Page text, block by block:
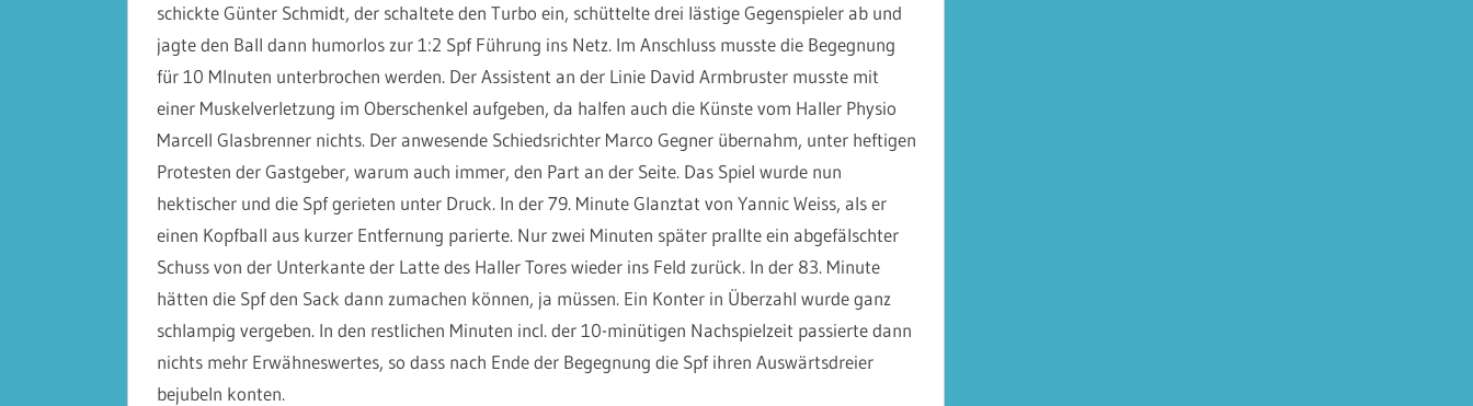
schickte Günter Schmidt, der schaltete den Turbo ein, schüttelte drei lästige Gegenspieler ab und
jagte den Ball dann humorlos zur 1:2 Spf Führung ins Netz. Im Anschluss musste die Begegnung
für 10 MInuten unterbrochen werden. Der Assistent an der Linie David Armbruster musste mit
einer Muskelverletzung im Oberschenkel aufgeben, da halfen auch die Künste vom Haller Physio
Marcell Glasbrenner nichts. Der anwesende Schiedsrichter Marco Gegner übernahm, unter heftigen
Protesten der Gastgeber, warum auch immer, den Part an der Seite. Das Spiel wurde nun
hektischer und die Spf gerieten unter Druck. In der 79. Minute Glanztat von Yannic Weiss, als er
einen Kopfball aus kurzer Entfernung parierte. Nur zwei Minuten später prallte ein abgefälschter
Schuss von der Unterkante der Latte des Haller Tores wieder ins Feld zurück. In der 83. Minute
hätten die Spf den Sack dann zumachen können, ja müssen. Ein Konter in Überzahl wurde ganz
schlampig vergeben. In den restlichen Minuten incl. der 10-minütigen Nachspielzeit passierte dann
nichts mehr Erwähneswertes, so dass nach Ende der Begegnung die Spf ihren Auswärtsdreier
bejubeln konten.